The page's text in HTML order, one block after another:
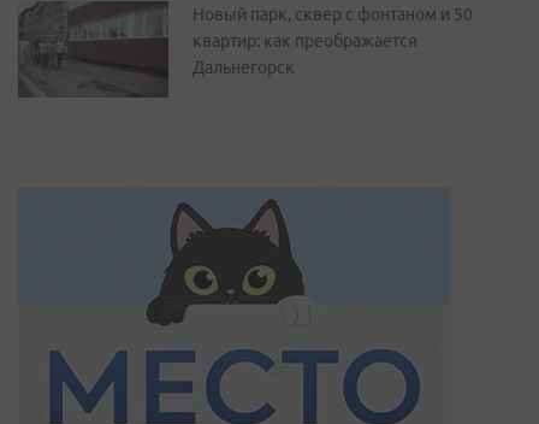
Новый парк, сквер с фонтаном и 50
квартир: как преображается
Дальнегорск